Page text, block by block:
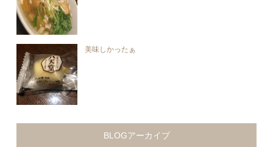
美味しかったぁ
BLOGアーカイブ